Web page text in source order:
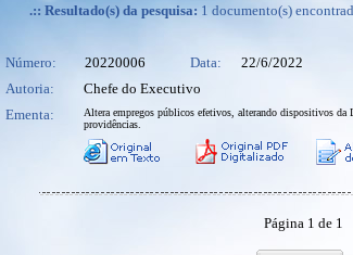
.:: Resultado(s) da pesquisa: 1 documento(s)
Número: 20220006 Data: 22/6/2022
Autoria:
Chefe do Executivo
Ementa:
Altera empregos públicos efetivos, alterando dispositivos da
providências.
Página 1 de 1